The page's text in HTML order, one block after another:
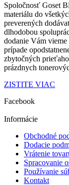
Spoločnosť Goset
materiálu do
preverených
dlhodobou
dodanie Vám
prípade
zbytočných
prázdnych
ZISTITE VIAC
Facebook
Informácie
Obchodné
Dodacie
Vrátenie
Spracovanie
Používanie
Kontakt